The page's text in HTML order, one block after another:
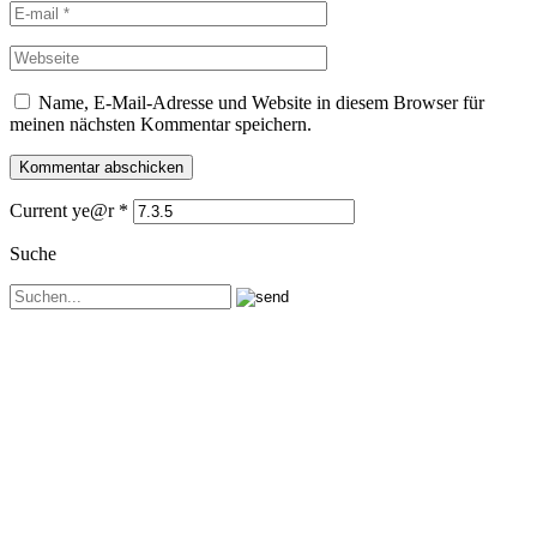
Name, E-Mail-Adresse und Website in diesem Browser für
meinen nächsten Kommentar speichern.
Current ye@r *
Suche